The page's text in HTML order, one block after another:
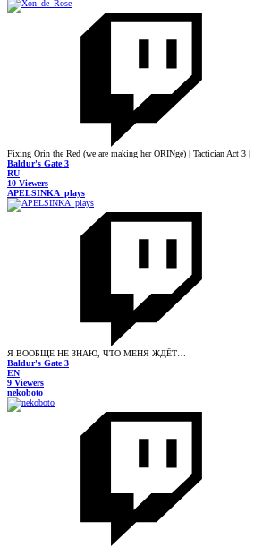
Fixing Orin the Red (we are making her ORINge) | Tactician Act 3
Baldur's Gate 3
RU
10 Viewers
APELSINKA_plays
Я ВООБЩЕ НЕ ЗНАЮ, ЧТО МЕНЯ ЖДЁТ…
Baldur's Gate 3
EN
9 Viewers
nekoboto